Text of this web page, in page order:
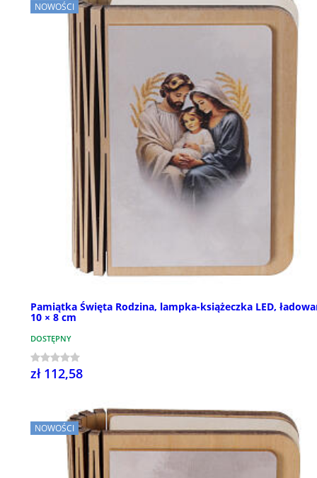
NOWOŚCI
Pamiątka Święta Rodzina, lampka-książeczka LED,
10 × 8 cm
DOSTĘPNY
zł 112,58
NOWOŚCI